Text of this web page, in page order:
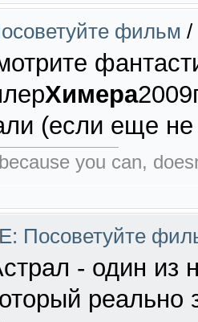
фильм /
Химера
(если еще
you can,
Посоветуйте
- один из
реально